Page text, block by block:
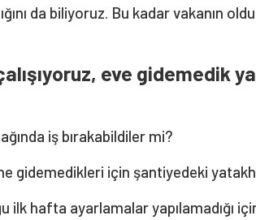
da biliyoruz. Bu kadar vakanın
eve gidemedik
iş bırakabildiler mi?
gidemedikleri için şantiyedeki
ilk hafta ayarlamalar yapılamadığı